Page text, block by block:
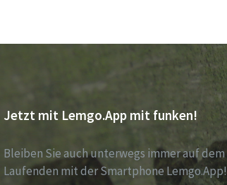
Jetzt mit Lemgo.App mit funken!
Bleiben Sie auch unterwegs immer auf dem
Laufenden mit der Smartphone Lemgo.App!